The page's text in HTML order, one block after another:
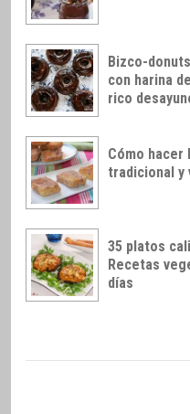
Bizco-
con harina
rico
Cómo
tradicional y
35 platos
Recetas
días